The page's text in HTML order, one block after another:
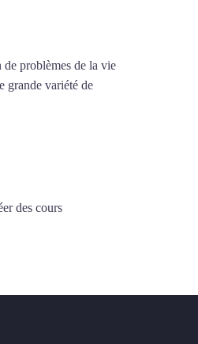
de problèmes de la vie
grande variété de
des cours